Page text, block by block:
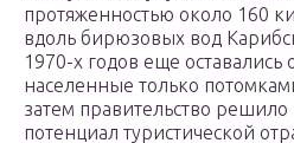
протяженностью около 160
вдоль бирюзовых вод
1970-х годов еще
населенные только
затем правительство решило
потенциал туристической